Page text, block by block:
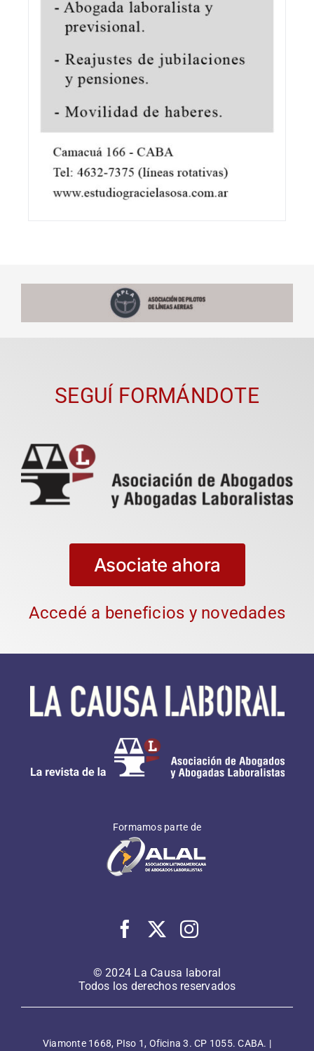
SEGUÍ FORMÁNDOTE
Asociate ahora
Accedé a beneficios y novedades
Formamos parte de
© 2024 La Causa laboral
Todos los derechos reservados